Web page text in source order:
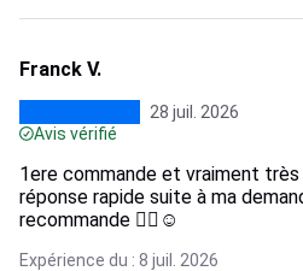
Franck V.
28 juil. 2026
Avis vérifié
1ere commande et vraiment
réponse rapide suite à ma
recommande 👍🏻☺️
Expérience du : 8 juil. 2026